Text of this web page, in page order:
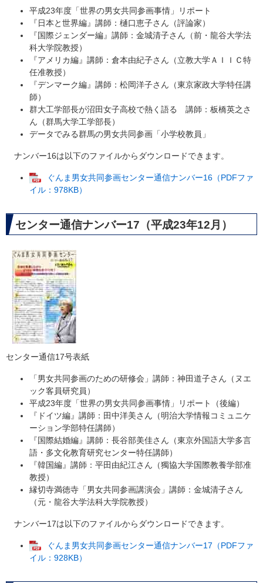
平成23年度「世界の男女共同参画事情」リポート
『日本と世界編』講師：樋口恵子さん（評論家）
『国際ジェンダー編』講師：金城清子さん（前・龍谷大学法
科大学院教授）
『アメリカ編』講師：倉本由紀子さん（立教大学ＡＩＩＣ特
任准教授）
『デンマーク編』講師：松岡洋子さん（東京家政大学特任講
師）
群大工学部長が沼田女子高校で熱く語る 講師：板橋英之さ
ん（群馬大学工学部長）
データでみる群馬の男女共同参画「小学校教員」
ナンバー16は以下のファイルからダウンロードできます。
ぐんま男女共同参画センター通信ナンバー16（PDFファ
イル：978KB）
センター通信ナンバー17（平成23年12月）
センター通信17号表紙
「男女共同参画のための研修会」講師：神田道子さん（ヌエ
ック客員研究員）
平成23年度「世界の男女共同参画事情」リポート（後編）
『ドイツ編』講師：田中洋美さん（明治大学情報コミュニケ
ーション学部特任講師）
『国際結婚編』講師：長谷部美佳さん（東京外国語大学多言
語・多文化教育研究センター特任講師）
『韓国編』講師：平田由紀江さん（獨協大学国際教養学部准
教授）
縁切寺満徳寺「男女共同参画講演会」講師：金城清子さん
（元・龍谷大学法科大学院教授）
ナンバー17は以下のファイルからダウンロードできます。
ぐんま男女共同参画センター通信ナンバー17（PDFファ
イル：928KB）